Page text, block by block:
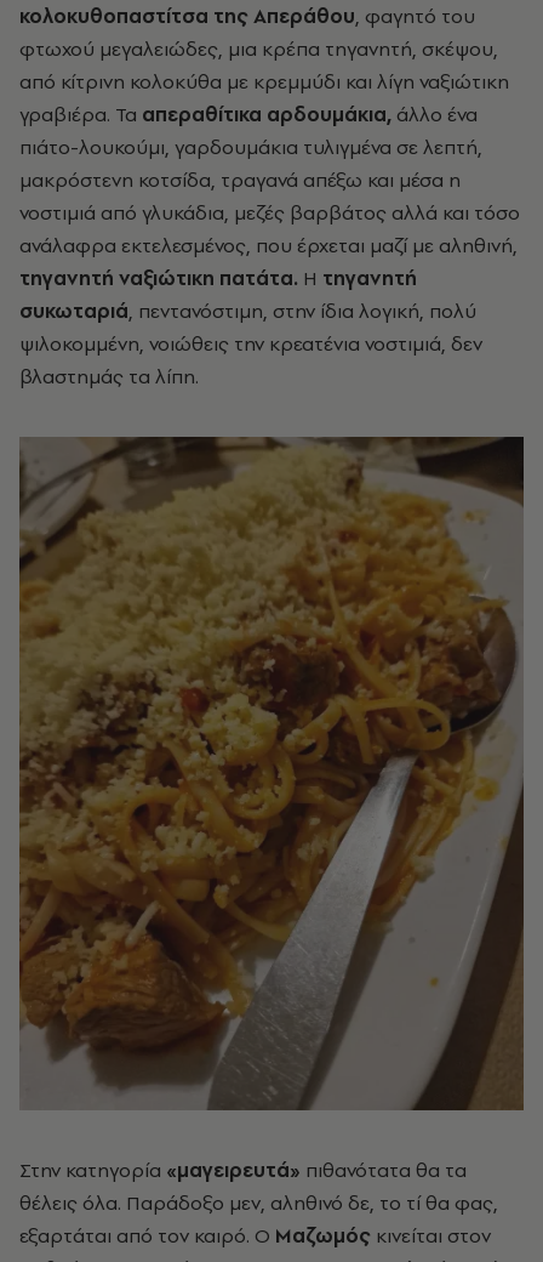
κολοκυθοπαστίτσα της Απεράθου, φαγητό του
φτωχού μεγαλειώδες, μια κρέπα τηγανητή, σκέψου,
από κίτρινη κολοκύθα με κρεμμύδι και λίγη ναξιώτικη
γραβιέρα. Τα απεραθίτικα αρδουμάκια, άλλο ένα
πιάτο-λουκούμι, γαρδουμάκια τυλιγμένα σε λεπτή,
μακρόστενη κοτσίδα, τραγανά απέξω και μέσα η
νοστιμιά από γλυκάδια, μεζές βαρβάτος αλλά και τόσο
ανάλαφρα εκτελεσμένος, που έρχεται μαζί με αληθινή,
τηγανητή ναξιώτικη πατάτα. Η τηγανητή
συκωταριά, πεντανόστιμη, στην ίδια λογική, πολύ
ψιλοκομμένη, νοιώθεις την κρεατένια νοστιμιά, δεν
βλαστημάς τα λίπη.
Στην κατηγορία «μαγειρευτά» πιθανότατα θα τα
θέλεις όλα. Παράδοξο μεν, αληθινό δε, το τί θα φας,
εξαρτάται από τον καιρό. Ο Μαζωμός κινείται στον